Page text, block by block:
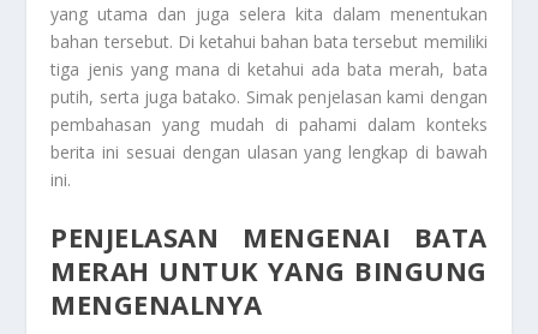
yang utama dan juga selera kita dalam menentukan
bahan tersebut. Di ketahui bahan bata tersebut memiliki
tiga jenis yang mana di ketahui ada bata merah, bata
putih, serta juga batako. Simak penjelasan kami dengan
pembahasan yang mudah di pahami dalam konteks
berita ini sesuai dengan ulasan yang lengkap di bawah
ini.
PENJELASAN MENGENAI BATA
MERAH UNTUK YANG BINGUNG
MENGENALNYA